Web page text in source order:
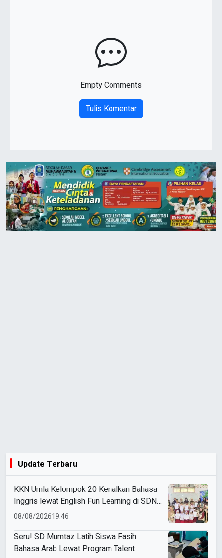
Empty Comments
Tulis Komentar
Update Terbaru
KKN Umla Kelompok 20 Kenalkan Bahasa
Inggris lewat English Fun Learning di SDN
1 Brengkok
08/08/202619:46
Seru! SD Mumtaz Latih Siswa Fasih
Bahasa Arab Lewat Program Talent